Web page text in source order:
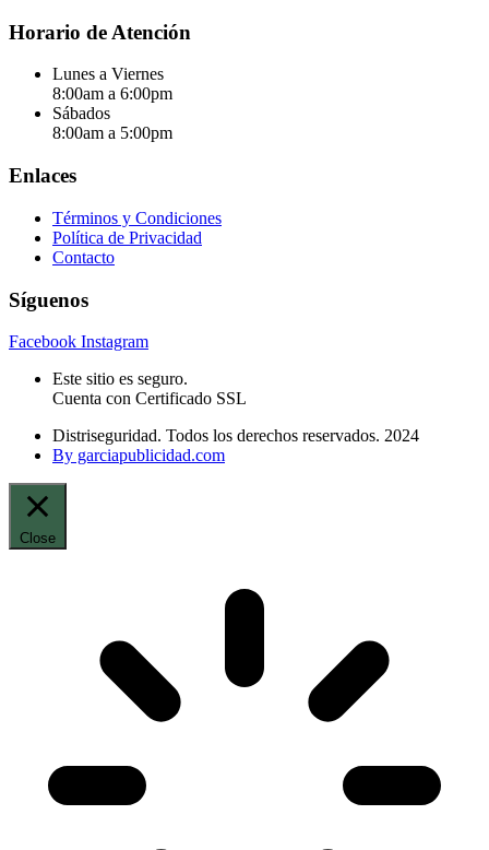
Horario de Atención
Lunes a Viernes
8:00am a 6:00pm
Sábados
8:00am a 5:00pm
Enlaces
Términos y Condiciones
Política de Privacidad
Contacto
Síguenos
Facebook Instagram
Este sitio es seguro.
Cuenta con Certificado SSL
Distriseguridad. Todos los derechos reservados. 2024
By garciapublicidad.com
Close